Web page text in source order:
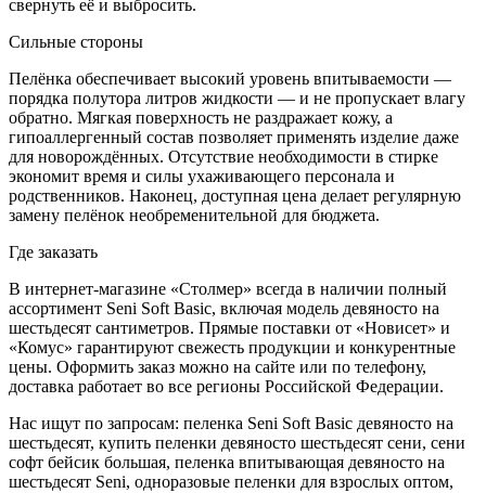
свернуть её и выбросить.
Сильные стороны
Пелёнка обеспечивает высокий уровень впитываемости —
порядка полутора литров жидкости — и не пропускает влагу
обратно. Мягкая поверхность не раздражает кожу, а
гипоаллергенный состав позволяет применять изделие даже
для новорождённых. Отсутствие необходимости в стирке
экономит время и силы ухаживающего персонала и
родственников. Наконец, доступная цена делает регулярную
замену пелёнок необременительной для бюджета.
Где заказать
В интернет-магазине «Столмер» всегда в наличии полный
ассортимент Seni Soft Basic, включая модель девяносто на
шестьдесят сантиметров. Прямые поставки от «Новисет» и
«Комус» гарантируют свежесть продукции и конкурентные
цены. Оформить заказ можно на сайте или по телефону,
доставка работает во все регионы Российской Федерации.
Нас ищут по запросам: пеленка Seni Soft Basic девяносто на
шестьдесят, купить пеленки девяносто шестьдесят сени, сени
софт бейсик большая, пеленка впитывающая девяносто на
шестьдесят Seni, одноразовые пеленки для взрослых оптом,